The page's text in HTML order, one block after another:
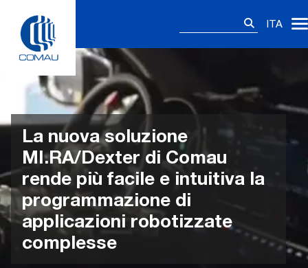
content
ITA
La nuova soluzione
MI.RA/Dexter di Comau
rende più facile e intuitiva la
programmazione di
applicazioni robotizzate
complesse